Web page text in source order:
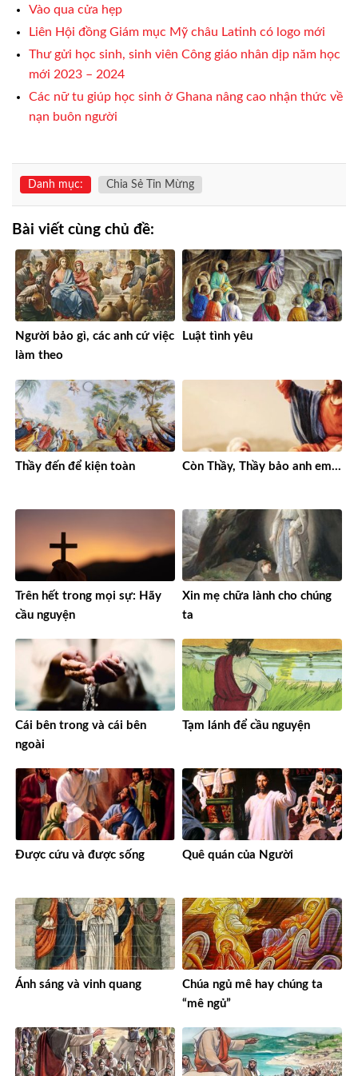
Vào qua cửa hẹp
Liên Hội đồng Giám mục Mỹ châu Latinh có logo mới
Thư gửi học sinh, sinh viên Công giáo nhân dịp năm học
mới 2023 – 2024
Các nữ tu giúp học sinh ở Ghana nâng cao nhận thức về
nạn buôn người
Danh mục: Chia Sẻ Tin Mừng
Bài viết cùng chủ đề:
Người bảo gì, các anh cứ việc
làm theo
Luật tình yêu
Thầy đến để kiện toàn Còn Thầy, Thầy bảo anh em…
Trên hết trong mọi sự: Hãy
cầu nguyện
Xin mẹ chữa lành cho chúng
ta
Cái bên trong và cái bên
ngoài
Tạm lánh để cầu nguyện
Được cứu và được sống Quê quán của Người
Ánh sáng và vinh quang
Chúa ngủ mê hay chúng ta
“mê ngủ”